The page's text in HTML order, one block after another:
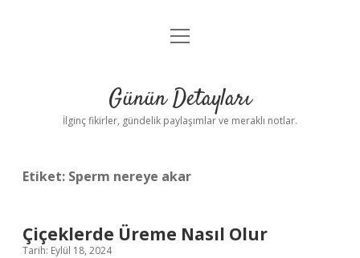
Gizlilik Politikası
Yasal Uyarı
menüyü
Günün Detayları
İlginç fikirler, gündelik paylaşımlar ve meraklı notlar.
Etiket: Sperm nereye akar
Çiçeklerde Üreme Nasıl Olur
Tarih: Eylül 18, 2024